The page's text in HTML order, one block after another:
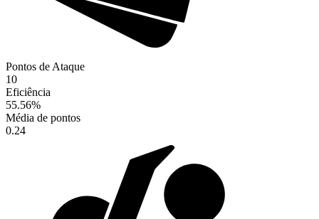
Pontos de Ataque
10
Eficiência
55.56%
Média de pontos
0.24